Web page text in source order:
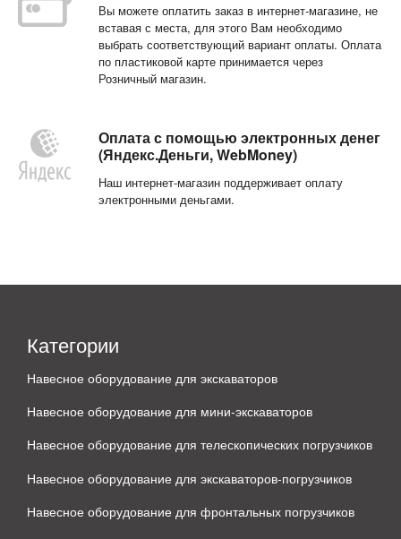
Вы можете оплатить заказ в интернет-магазине, не
вставая с места, для этого Вам необходимо
выбрать соответствующий вариант оплаты. Оплата
по пластиковой карте принимается через
Розничный магазин.
Оплата с помощью электронных денег
(Яндекс.Деньги, WebMoney)
Наш интернет-магазин поддерживает оплату
электронными деньгами.
Категории
Навесное оборудование для экскаваторов
Навесное оборудование для мини-экскаваторов
Навесное оборудование для телескопических погрузчиков
Навесное оборудование для экскаваторов-погрузчиков
Навесное оборудование для фронтальных погрузчиков